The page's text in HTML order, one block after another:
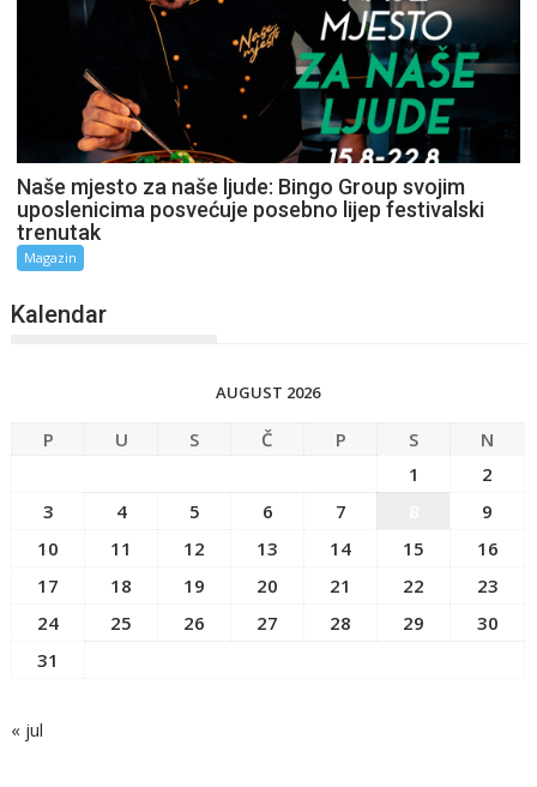
Naše mjesto za naše ljude: Bingo Group svojim
uposlenicima posvećuje posebno lijep festivalski
trenutak
Magazin
Kalendar
AUGUST 2026
P U S Č P S
N
1
2
3
4 5 6 7
9
10
11 12 13 14 15
16
17
18 19 20 21 22
23
24
25 26 27 28 29
30
31
« jul